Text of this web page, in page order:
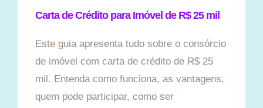
Carta de Crédito para Imóvel de R$ 25 mil
Este guia apresenta tudo sobre o consórcio
de imóvel com carta de crédito de R$ 25
mil. Entenda como funciona, as vantagens,
quem pode participar, como ser